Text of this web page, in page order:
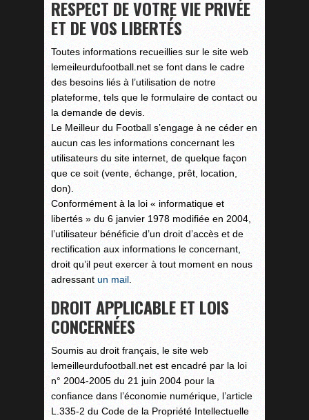
RESPECT DE VOTRE VIE PRIVÉE
ET DE VOS LIBERTÉS
Toutes informations recueillies sur le site web
lemeileurdufootball.net se font dans le cadre
des besoins liés à l’utilisation de notre
plateforme, tels que le formulaire de contact ou
la demande de devis.
Le Meilleur du Football s’engage à ne céder en
aucun cas les informations concernant les
utilisateurs du site internet, de quelque façon
que ce soit (vente, échange, prêt, location,
don).
Conformément à la loi « informatique et
libertés » du 6 janvier 1978 modifiée en 2004,
l’utilisateur bénéficie d’un droit d’accès et de
rectification aux informations le concernant,
droit qu’il peut exercer à tout moment en nous
adressant un mail
DROIT APPLICABLE ET LOIS
CONCERNÉES
Soumis au droit français, le site web
lemeilleurdufootball.net est encadré par la loi
n° 2004-2005 du 21 juin 2004 pour la
confiance dans l’économie numérique, l’article
L.335-2 du Code de la Propriété Intellectuelle